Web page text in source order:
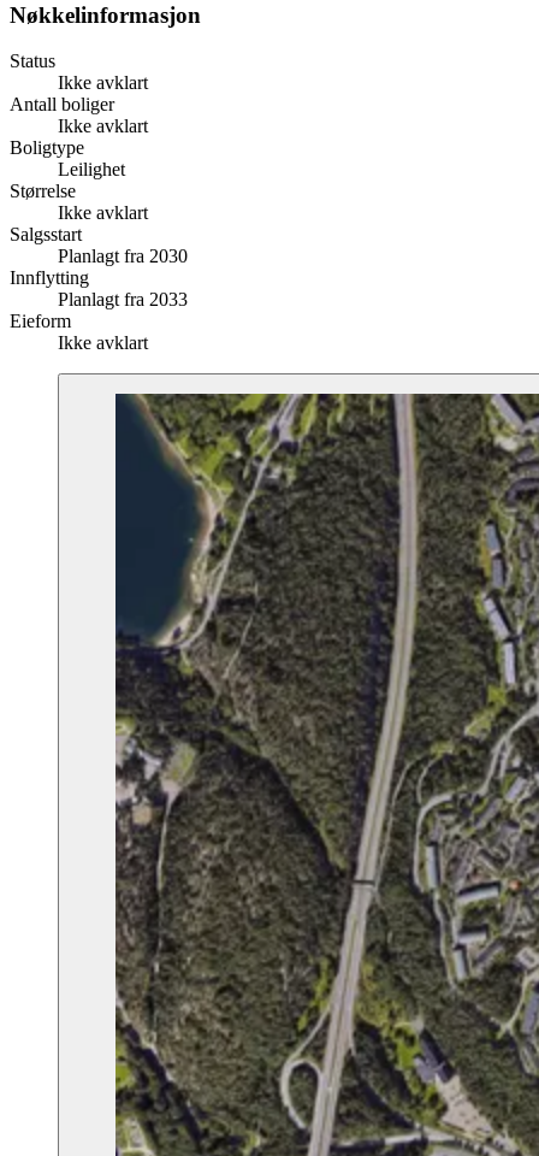
Nøkkelinformasjon
Status
Ikke avklart
Antall boliger
Ikke avklart
Boligtype
Leilighet
Størrelse
Ikke avklart
Salgsstart
Planlagt fra 2030
Innflytting
Planlagt fra 2033
Eieform
Ikke avklart